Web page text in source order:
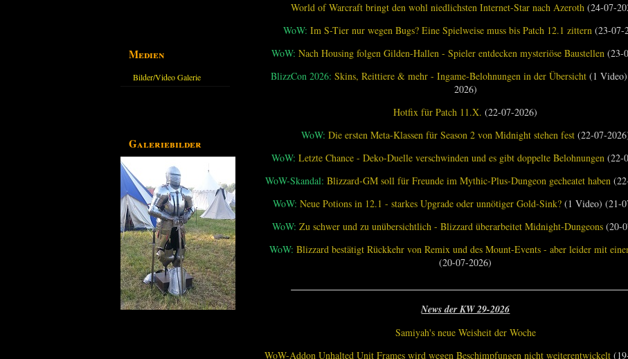
Medien
Bilder/Video Galerie
Galeriebilder
World of Warcraft bringt den wohl niedlichsten Internet-Star nach Azeroth (24-07-
WoW: Im S-Tier nur wegen Bugs? Eine Spielweise muss bis Patch 12.1 zittern (23-07-
WoW: Nach Housing folgen Gilden-Hallen - Spieler entdecken mysteriöse Baustellen(23-
BlizzCon 2026: Skins, Reittiere & mehr - Ingame-Belohnungen in der Übersicht (1
2026)
Hotfix für Patch 11.X. (22-07-2026)
WoW: Die ersten Meta-Klassen für Season 2 von Midnight stehen fest(22-07-
WoW: Letzte Chance - Deko-Duelle verschwinden und es gibt doppelte Belohnungen(22-
WoW-Skandal: Blizzard-GM soll für Freunde im Mythic-Plus-Dungeon gecheatet haben
WoW:Neue Potions in 12.1 - starkes Upgrade oder unnötiger Gold-Sink? (1 Video) (21-
WoW: Zu schwer und zu unübersichtlich - Blizzard überarbeitet Midnight-Dungeons (20-
WoW: Blizzard bestätigt Rückkehr von Remix und des Mount-Events - aber leider mit
(20-07-2026)
News der KW 29-2026
Samiyah's neue Weisheit der Woche
WoW-Addon Unhalted Unit Frames wird wegen Beschimpfungen nicht weiterentwickelt